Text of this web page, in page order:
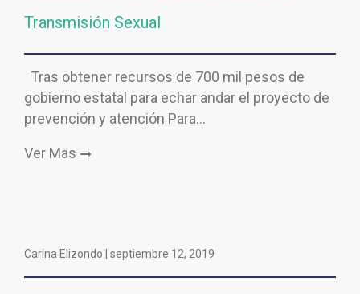
Transmisión Sexual
Tras obtener recursos de 700 mil pesos de
gobierno estatal para echar andar el proyecto de
prevención y atención Para…
Ver Mas
Carina Elizondo | septiembre 12, 2019